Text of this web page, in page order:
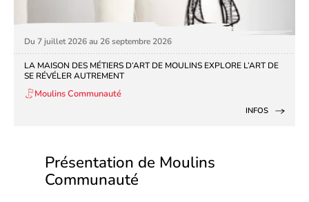
Du 7 juillet 2026 au 26 septembre 2026
LA MAISON DES MÉTIERS D’ART DE MOULINS EXPLORE L’ART DE
SE RÉVÉLER AUTREMENT
Moulins Communauté
INFOS
Présentation de Moulins
Communauté